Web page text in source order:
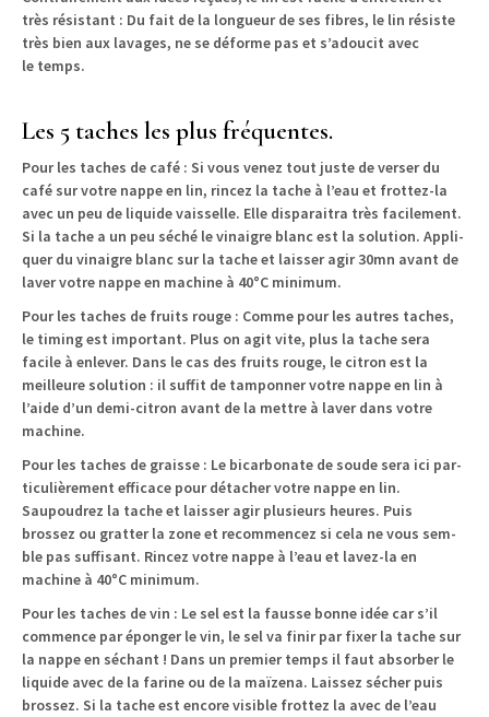
très résis­tant : Du fait de la longueur de ses fibres, le lin résiste
très bien aux lavages, ne se déforme pas et s’adoucit avec
le temps.
Les 5 taches les plus fréquentes.
Pour les tach­es de café : Si vous venez tout juste de vers­er du
café sur votre nappe en lin, rincez la tache à l’eau et frot­tez-la
avec un peu de liq­uide vais­selle. Elle dis­paraitra très facile­ment.
Si la tache a un peu séché le vinai­gre blanc est la solu­tion. Appli­
quer du vinai­gre blanc sur la tache et laiss­er agir 30mn avant de
laver votre nappe en machine à 40°C minimum.
Pour les tach­es de fruits rouge : Comme pour les autres tach­es,
le tim­ing est impor­tant. Plus on agit vite, plus la tache sera
facile à enlever. Dans le cas des fruits rouge, le cit­ron est la
meilleure solu­tion : il suf­fit de tam­pon­ner votre nappe en lin à
l’aide d’un demi-cit­ron avant de la met­tre à laver dans votre
machine.
Pour les tach­es de graisse : Le bicar­bon­ate de soude sera ici par­
ti­c­ulière­ment effi­cace pour détach­er votre nappe en lin.
Saupoudrez la tache et laiss­er agir plusieurs heures. Puis
brossez ou grat­ter la zone et recom­mencez si cela ne vous sem­
ble pas suff­isant. Rincez votre nappe à l’eau et lavez-la en
machine à 40°C minimum.
Pour les tach­es de vin : Le sel est la fausse bonne idée car s’il
com­mence par éponger le vin, le sel va finir par fix­er la tache sur
la nappe en séchant ! Dans un pre­mier temps il faut absorber le
liq­uide avec de la farine ou de la maïzena. Lais­sez séch­er puis
brossez. Si la tache est encore vis­i­ble frot­tez la avec de l’eau